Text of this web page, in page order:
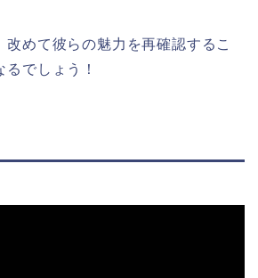
改めて彼らの魅力を再確認するこ
でしょう！